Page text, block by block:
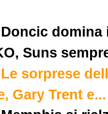
Doncic domina
Suns
Le sorprese
Gary Trent e...